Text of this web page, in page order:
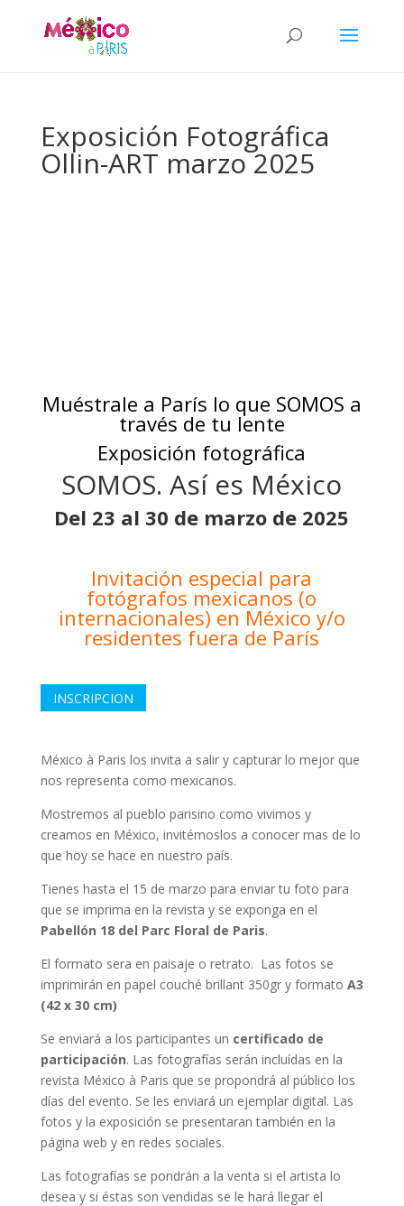
Exposición Fotográfica
Ollin-ART marzo 2025
Muéstrale a París lo que SOMOS a
través de tu lente
Exposición fotográfica
SOMOS. Así es México
Del 23 al 30 de marzo de 2025
Invitación especial para
fotógrafos mexicanos (o
internacionales) en México y/o
residentes fuera de París
INSCRIPCION
México à Paris los invita a salir y capturar lo mejor que
nos representa como mexicanos.
Mostremos al pueblo parisino como vivimos y
creamos en México, invitémoslos a conocer mas de lo
que hoy se hace en nuestro país.
Tienes hasta el 15 de marzo para enviar tu foto para
que se imprima en la revista y se exponga en el
Pabellón 18 del Parc Floral de Paris.
El formato sera en paisaje o retrato. Las fotos se
imprimirán en papel couché brillant 350gr y formato A3
(42 x 30 cm)
Se enviará a los participantes un certificado de
participación. Las fotografías serán incluídas en la
revista México à Paris que se propondrá al público los
días del evento. Se les enviará un ejemplar digital. Las
fotos y la exposición se presentaran también en la
página web y en redes sociales.
Las fotografías se pondrán a la venta si el artista lo
desea y si éstas son vendidas se le hará llegar el